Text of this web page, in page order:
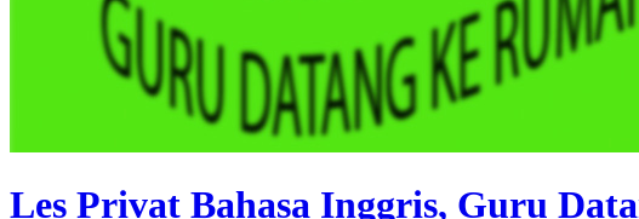
Les Privat Bahasa Inggris, Guru